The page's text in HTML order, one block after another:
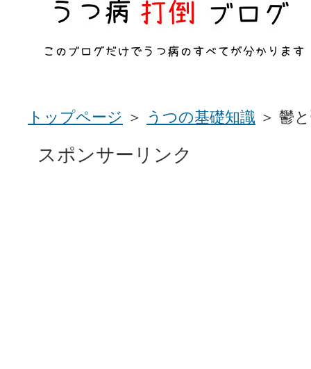
トップページ ＞ うつの基礎知識 ＞ 鬱
スポンサーリンク